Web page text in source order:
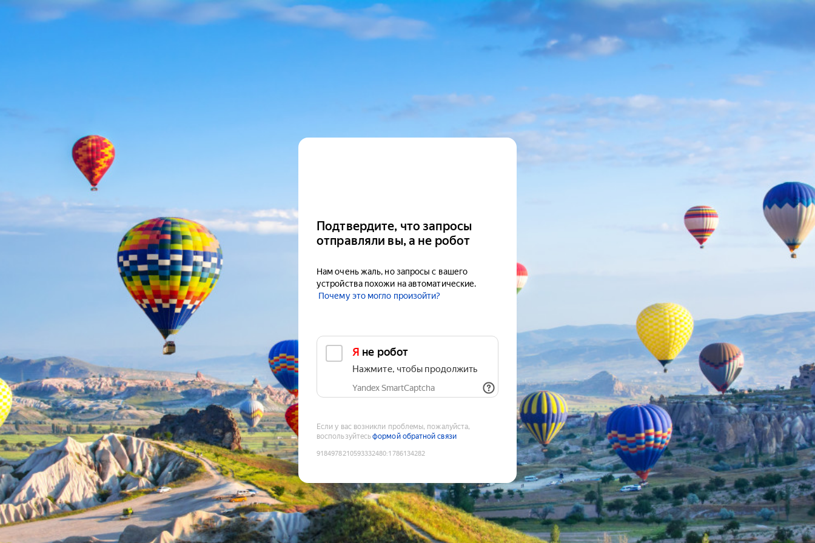
Подтвердите, что запросы
отправляли вы, а не робот
Нам очень жаль, но запросы с вашего
устройства похожи на автоматические.
Почему это могло произойти?
Я не робот
Нажмите, чтобы продолжить
Yandex SmartCaptcha
Если у вас возникли проблемы, пожалуйста,
воспользуйтесьформой обратной связи
9184978210593332480:1786134282